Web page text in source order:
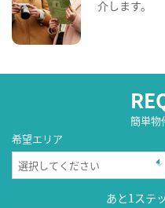
介します。
簡単物
希望エリア
あと1ステ